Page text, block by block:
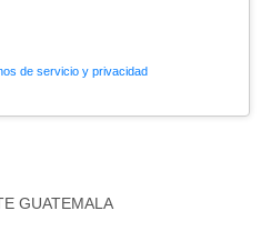
de servicio y privacidad
GUATEMALA